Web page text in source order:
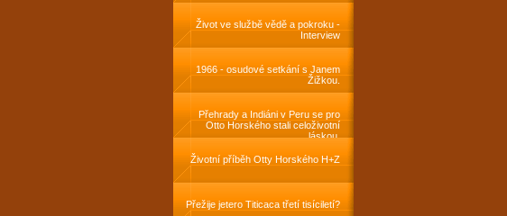
Život ve službě vědě a pokroku -
Interview
1966 - osudové setkání s Janem
Žižkou.
Přehrady a Indiáni v Peru se pro
Otto Horského stali celoživotní
láskou.
Životní příběh Otty Horského H+Z
Přežije jetero Titicaca třetí tisíciletí?